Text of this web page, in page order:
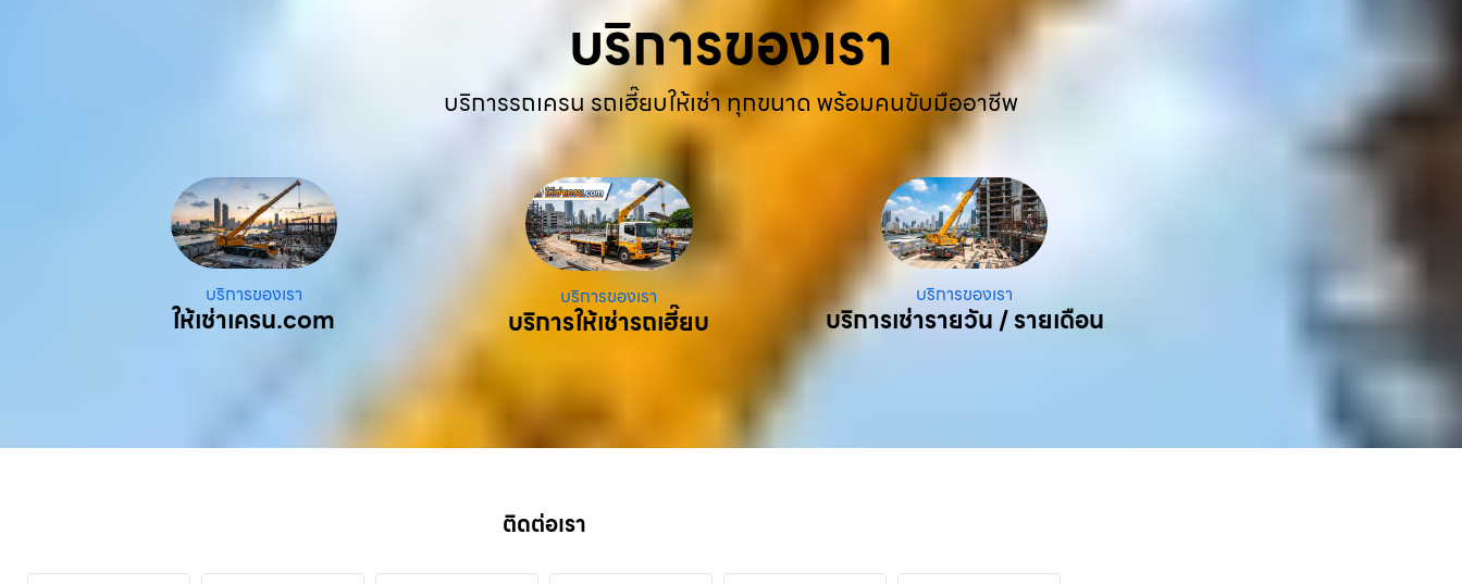
บริการของเรา
บริการรถเครน รถเฮี๊ยบให้เช่า ทุกขนาด พร้อมคนขับมืออาชีพ
บริการของเรา
ให้เช่าเครน.com
บริการของเรา
บริการให้เช่ารถเฮี๊ยบ
บริการของเรา
บริการเช่ารายวัน / รายเดือน
ติดต่อเรา